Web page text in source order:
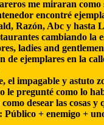
me miraran como
encontré
Razón, Abc y hasta
cambiando
ladies and
ejemplares en la
el impagable y astuto
le pregunté como lo
desear las cosas y
+ enemigo +